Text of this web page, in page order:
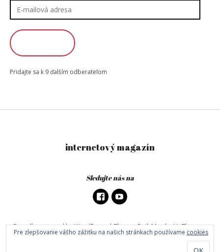
adresa
Pridajte sa k 9 ďalším odberateľom
internetový magazín
Sledujte nás na
Proudly powered by WordPress|Theme: DailyMag byUpThemes.
Pre zlepšovanie vášho zážitku na našich stránkach používame cookies